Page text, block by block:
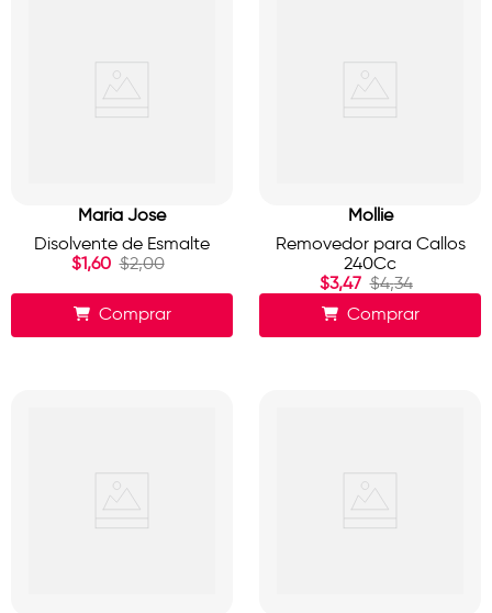
Maria Jose
Disolvente de Esmalte
$1,60 $2,00
Comprar
Mollie
Removedor para Callos
240Cc
$3,47 $4,34
Comprar